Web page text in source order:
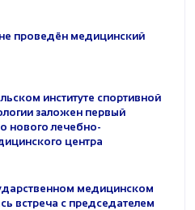
проведён медицинский
институте спортивной
заложен первый
нового лечебно-
центра
медицинском
встреча с председателем